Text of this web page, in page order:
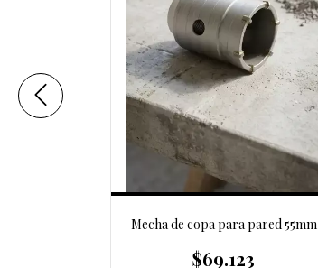
Mecha de copa para pared 55mm
$69.123